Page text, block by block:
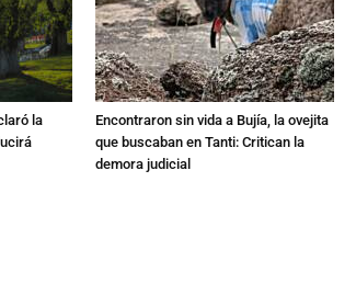
la
Encontraron sin vida a Bujía, la ovejita
que buscaban en Tanti: Critican la
demora judicial